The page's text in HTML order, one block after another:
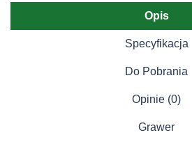
Opis
Specyfikacja
Do Pobrania
Opinie (0)
Grawer